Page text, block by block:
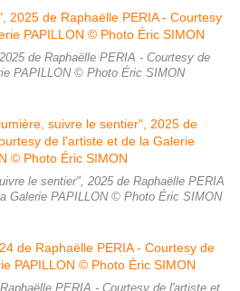
de Raphaëlle PERIA - Courtesy de
PAPILLON © Photo Éric SIMON
le sentier", 2025 de Raphaëlle PERIA
Galerie PAPILLON © Photo Éric SIMON
PERIA - Courtesy de l'artiste et